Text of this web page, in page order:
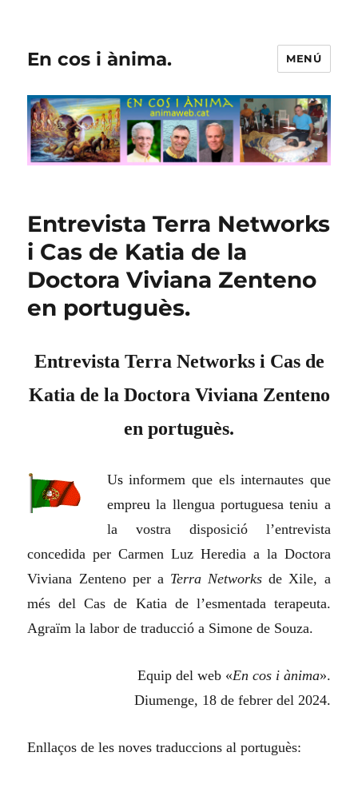
En cos i ànima. MENÚ
Entrevista Terra Networks
i Cas de Katia de la
Doctora Viviana Zenteno
en portuguès.
Entrevista Terra Networks i Cas de
Katia de la Doctora Viviana Zenteno
en portuguès.
Usinformem que els internautes que
empreula llengua portuguesa teniu a
la vostra disposició l’entrevista
concedida per Carmen Luz Heredia a la Doctora
Viviana Zenteno per a Terra Networks de Xile, a
més del Cas de Katia de l’esmentada terapeuta.
Agraïm la labor de traducció a Simone de Souza.
Equip del web «En cos i ànima».
Diumenge, 18 de febrer del 2024.
Enllaços de les noves traduccions al portuguès: